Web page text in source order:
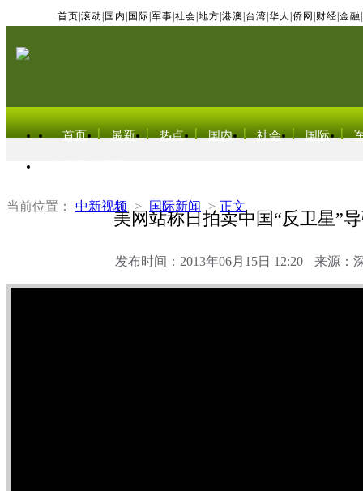
首页 滚动 国内 国际 军事 社会 地方 港澳 台湾 华人 侨网 财经 金融
首页 最新 热点 国内 社会 国际
当前位置： 中新视频 > 国际新闻 > 正文
美网站称日拍卖中国“反卫星”
发布时间：2013年06月15日 12:20 来源：